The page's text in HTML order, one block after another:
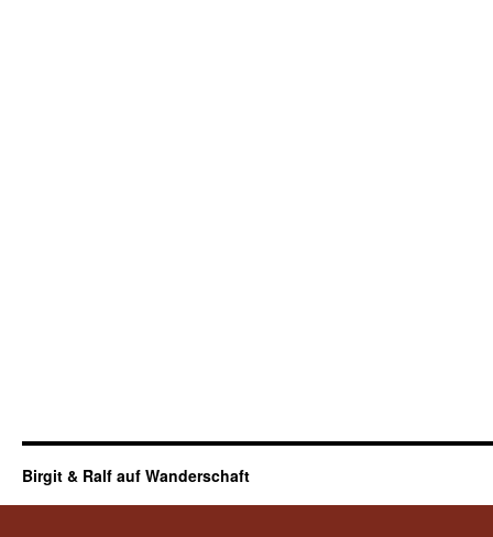
Birgit & Ralf auf Wanderschaft